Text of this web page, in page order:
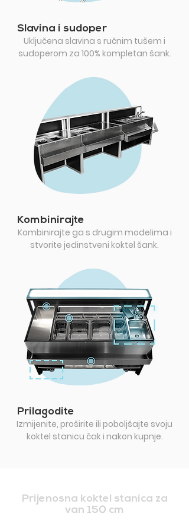
Slavina i sudoper
Uključena slavina s ručnim tušem i
sudoperom za 100% kompletan šank.
Kombinirajte
Kombinirajte ga s drugim modelima i
stvorite jedinstveni koktel šank.
Prilagodite
Izmijenite, proširite ili poboljšajte svoju
koktel stanicu čak i nakon kupnje.
Prijenosna koktel stanica za
van 150 cm